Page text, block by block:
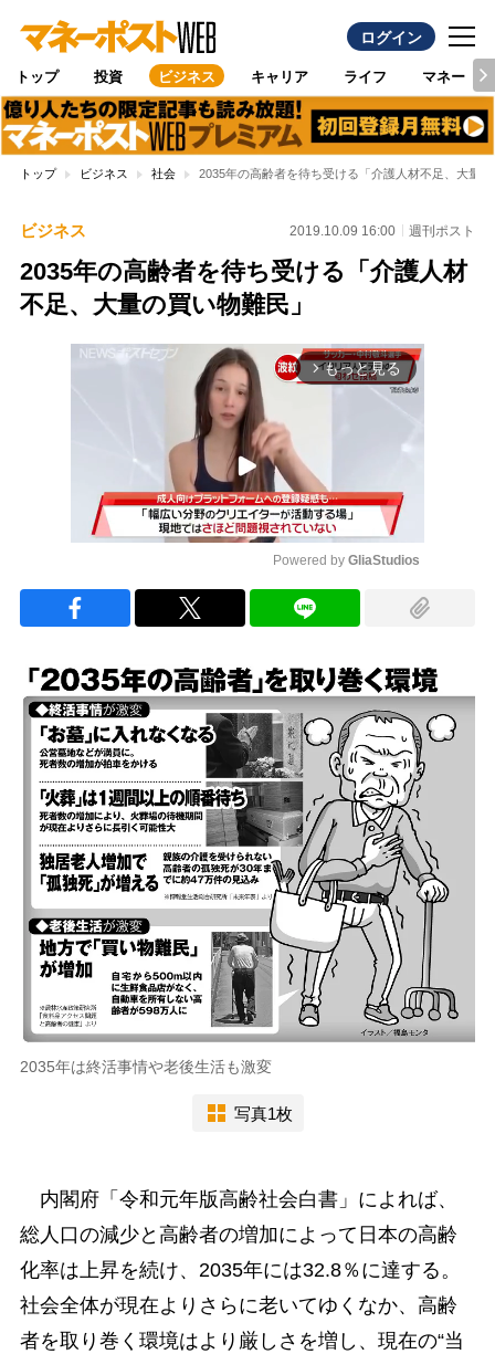
ログイン
トップ 投資 ビジネス キャリア ライフ マネー
トップ ビジネス 社会 2035年の高齢者を待ち受ける「介護人材不足、大量
ビジネス 2019.10.09 16:00 週刊ポスト
2035年の高齢者を待ち受ける「介護人材
不足、大量の買い物難民」
arrow_forward_ios もっと見る
Powered by GliaStudios
2035年は終活事情や老後生活も激変
写真1枚
内閣府「令和元年版高齢社会白書」によれば、
総人口の減少と高齢者の増加によって日本の高齢
化率は上昇を続け、2035年には32.8％に達する。
社会全体が現在よりさらに老いてゆくなか、高齢
者を取り巻く環境はより厳しさを増し、現在の“当